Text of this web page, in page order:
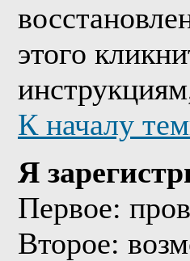
этого
К началу
Я
Первое:
Второе: